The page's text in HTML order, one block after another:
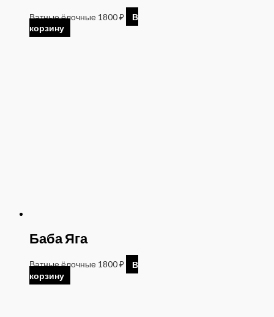
Ватные ёлочные 1800₽
В
корзину
Баба Яга
Ватные ёлочные 1800₽
В
корзину